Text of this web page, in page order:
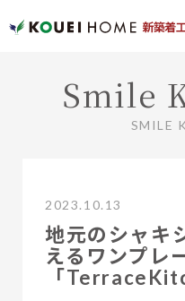
Smile
SMILE
2023.10.13
地元のシャキ
えるワンプレ
「